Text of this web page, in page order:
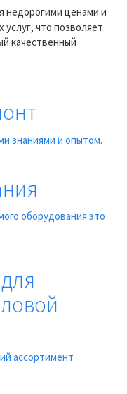
недорогими ценами и
что позволяет
качественный
знаниями и опытом.
оборудования это
ассортимент